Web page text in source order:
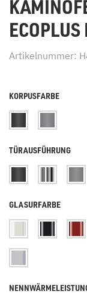
Artikelnummer:
KORPUSFARBE
TÜRAUSFÜHRUNG
GLASURFARBE